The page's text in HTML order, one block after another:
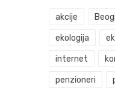
akcije
ekologija
internet
penzioneri